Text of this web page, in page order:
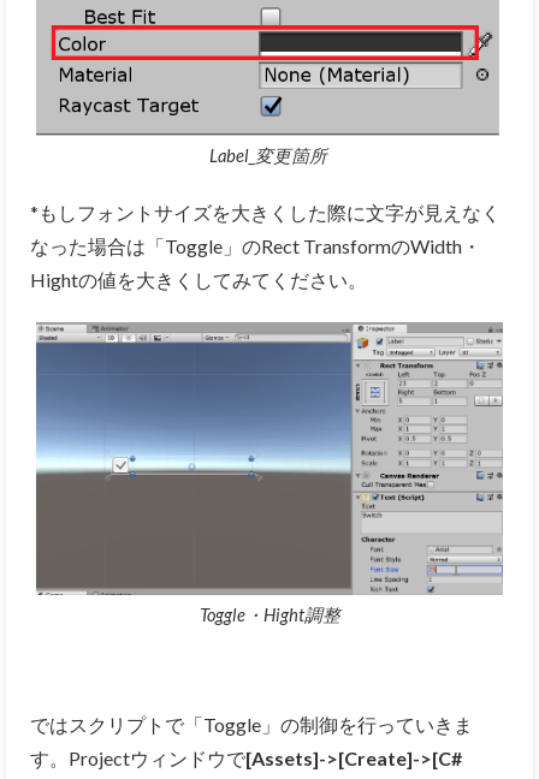
Label_変更箇所
*もしフォントサイズを大きくした際に文字が見えなく
なった場合は「Toggle」のRect TransformのWidth・
Hightの値を大きくしてみてください。
Toggle・Hight調整
ではスクリプトで「Toggle」の制御を行っていきま
す。Projectウィンドウで[Assets]->[Create]->[C#